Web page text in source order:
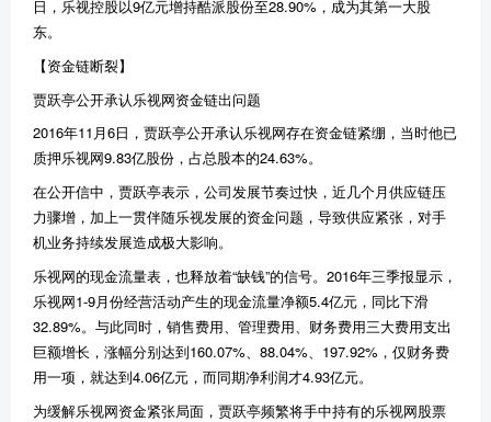
日，乐视控股以9亿元增持酷派股份至28.90%，成为其第一大股
东。
【资金链断裂】
贾跃亭公开承认乐视网资金链出问题
2016年11月6日，贾跃亭公开承认乐视网存在资金链紧绷，当时他已
质押乐视网9.83亿股份，占总股本的24.63%。
在公开信中，贾跃亭表示，公司发展节奏过快，近几个月供应链压
力骤增，加上一贯伴随乐视发展的资金问题，导致供应紧张，对手
机业务持续发展造成极大影响。
乐视网的现金流量表，也释放着“缺钱”的信号。2016年三季报显示，
乐视网1-9月份经营活动产生的现金流量净额5.4亿元，同比下滑
32.89%。与此同时，销售费用、管理费用、财务费用三大费用支出
巨额增长，涨幅分别达到160.07%、88.04%、197.92%，仅财务费
用一项，就达到4.06亿元，而同期净利润才4.93亿元。
为缓解乐视网资金紧张局面，贾跃亭频繁将手中持有的乐视网股票